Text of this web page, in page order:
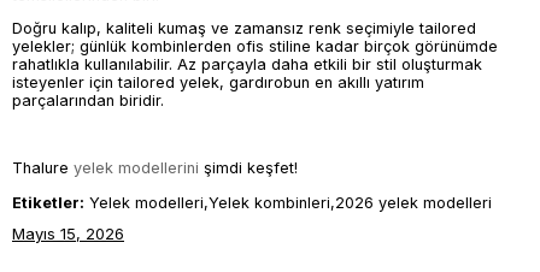
Doğru kalıp, kaliteli kumaş ve zamansız renk seçimiyle tailored
yelekler; günlük kombinlerden ofis stiline kadar birçok görünümde
rahatlıkla kullanılabilir. Az parçayla daha etkili bir stil oluşturmak
isteyenler için tailored yelek, gardırobun en akıllı yatırım
parçalarından biridir.
Thalure yelek modellerini şimdi keşfet!
Etiketler: Yelek modelleri,Yelek kombinleri,2026 yelek modelleri
Mayıs 15, 2026